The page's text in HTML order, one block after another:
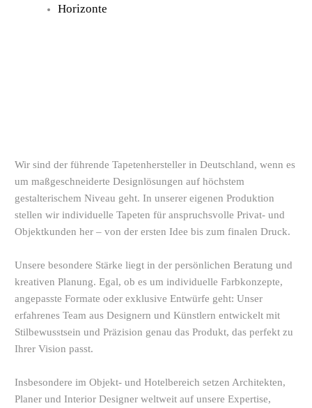
Horizonte
Wir sind der führende Tapetenhersteller in Deutschland, wenn es
um maßgeschneiderte Designlösungen auf höchstem
gestalterischem Niveau geht. In unserer eigenen Produktion
stellen wir individuelle Tapeten für anspruchsvolle Privat- und
Objektkunden her – von der ersten Idee bis zum finalen Druck.
Unsere besondere Stärke liegt in der persönlichen Beratung und
kreativen Planung. Egal, ob es um individuelle Farbkonzepte,
angepasste Formate oder exklusive Entwürfe geht: Unser
erfahrenes Team aus Designern und Künstlern entwickelt mit
Stilbewusstsein und Präzision genau das Produkt, das perfekt zu
Ihrer Vision passt.
Insbesondere im Objekt- und Hotelbereich setzen Architekten,
Planer und Interior Designer weltweit auf unsere Expertise,